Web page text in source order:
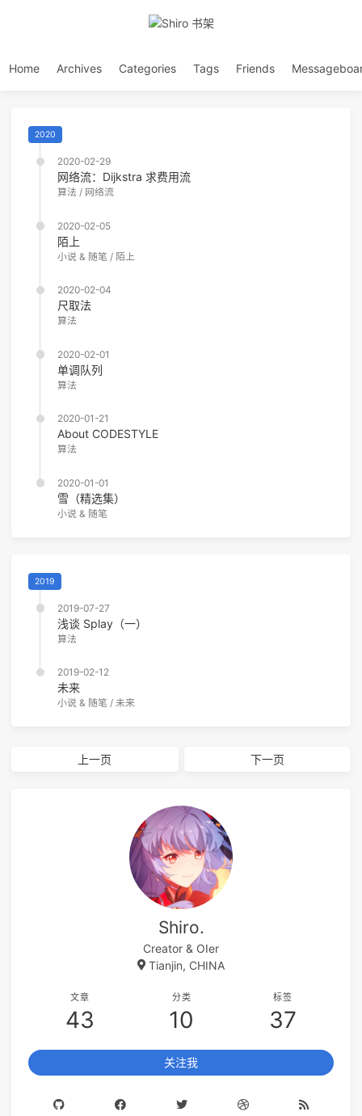
Home Archives Categories Tags Friends
2020
2020-02-29
网络流：Dijkstra 求费用流
算法 / 网络流
2020-02-05
陌上
小说 & 随笔 / 陌上
2020-02-04
尺取法
算法
2020-02-01
单调队列
算法
2020-01-21
About CODESTYLE
算法
2020-01-01
雪（精选集）
小说 & 随笔
2019
2019-07-27
浅谈 Splay（一）
算法
2019-02-12
未来
小说 & 随笔 / 未来
上一页 下一页
Shiro.
Creator & OIer
Tianjin, CHINA
文章
43
分类
10
标签
37
关注我